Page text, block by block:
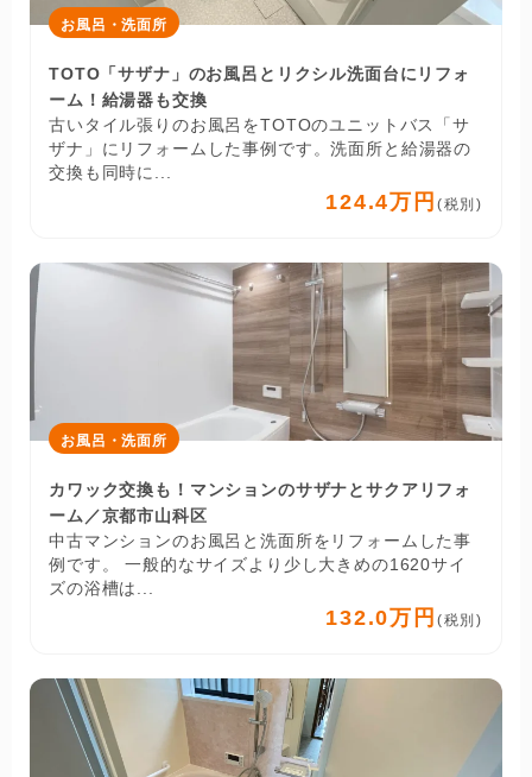
お風呂・洗面所
TOTO「サザナ」のお風呂とリクシル洗面台にリフォ
ーム！給湯器も交換
古いタイル張りのお風呂をTOTOのユニットバス「サ
ザナ」にリフォームした事例です。洗面所と給湯器の
交換も同時に...
124.4万円 (税別)
お風呂・洗面所
カワック交換も！マンションのサザナとサクアリフォ
ーム／京都市山科区
中古マンションのお風呂と洗面所をリフォームした事
例です。 一般的なサイズより少し大きめの1620サイ
ズの浴槽は...
132.0万円 (税別)